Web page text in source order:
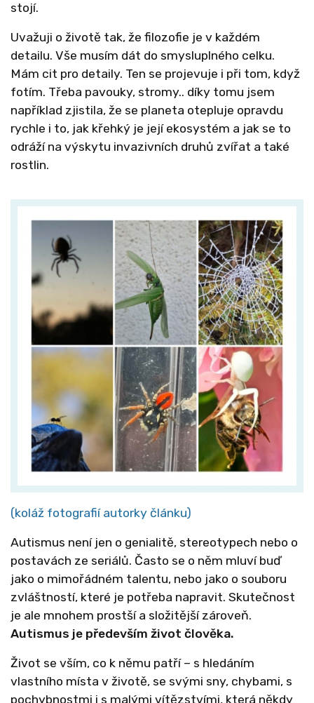
stojí.
Uvažuji o životě tak, že filozofie je v každém
detailu. Vše musím dát do smysluplného celku.
Mám cit pro detaily. Ten se projevuje i při tom, když
fotím. Třeba pavouky, stromy.. díky tomu jsem
například zjistila, že se planeta otepluje opravdu
rychle i to, jak křehký je její ekosystém a jak se to
odráží na výskytu invazivních druhů zvířat a také
rostlin.
(koláž fotografií autorky článku)
Autismus není jen o genialitě, stereotypech nebo o
postavách ze seriálů. Často se o něm mluví buď
jako o mimořádném talentu, nebo jako o souboru
zvláštností, které je potřeba napravit. Skutečnost
je ale mnohem prostší a složitější zároveň.
Autismus je především život člověka.
Život se vším, co k němu patří – s hledáním
vlastního místa v životě, se svými sny, chybami, s
pochybnostmi i s malými vítězstvími, která někdy